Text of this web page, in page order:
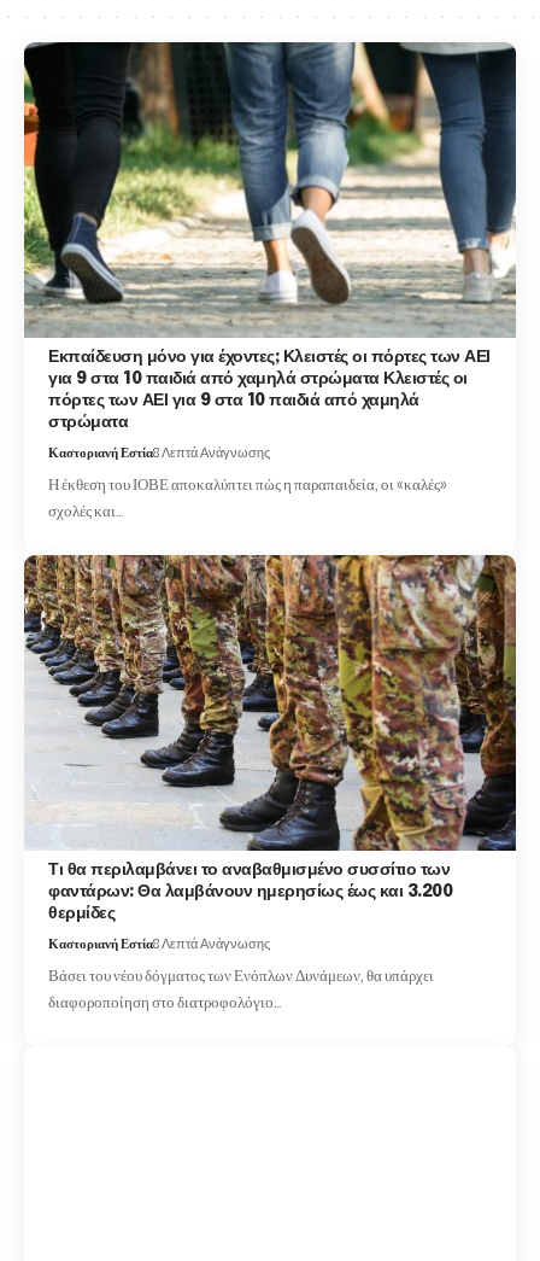
Εκπαίδευση μόνο για έχοντες; Κλειστές οι πόρτες των ΑΕΙ
για 9 στα 10 παιδιά από χαμηλά στρώματα Κλειστές οι
πόρτες των ΑΕΙ για 9 στα 10 παιδιά από χαμηλά
στρώματα
Καστοριανή Εστία8 Λεπτά Ανάγνωσης
Η έκθεση του ΙΟΒΕ αποκαλύπτει πώς η παραπαιδεία, οι «καλές»
σχολές και…
Τι θα περιλαμβάνει το αναβαθμισμένο συσσίτιο των
φαντάρων: Θα λαμβάνουν ημερησίως έως και 3.200
θερμίδες
Καστοριανή Εστία8 Λεπτά Ανάγνωσης
Βάσει του νέου δόγματος των Ενόπλων Δυνάμεων, θα υπάρχει
διαφοροποίηση στο διατροφολόγιο…